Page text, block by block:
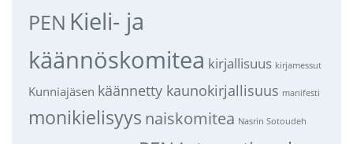
PEN Kieli- ja
käännöskomitea kirjallisuus kirjamessut
Kunniajäsen käännetty kaunokirjallisuus manifesti
monikielisyys naiskomitea Nasrin Sotoudeh